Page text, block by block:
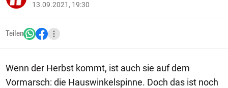
13.09.2021, 19:30
Teilen
Wenn der Herbst kommt, ist auch sie auf dem
Vormarsch: die Hauswinkelspinne. Doch das ist noch